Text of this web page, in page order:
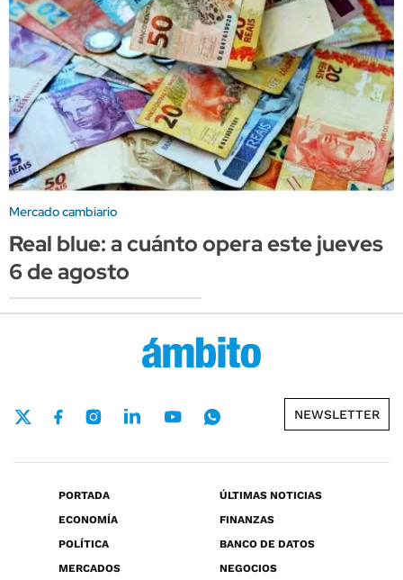
Mercado cambiario
Real blue: a cuánto opera este jueves
6 de agosto
NEWSLETTER
PORTADA
ÚLTIMAS NOTICIAS
ECONOMÍA
FINANZAS
POLÍTICA
BANCO DE DATOS
MERCADOS
NEGOCIOS